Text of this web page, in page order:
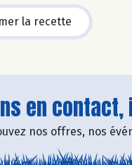
la recette
en
nos offres, nos